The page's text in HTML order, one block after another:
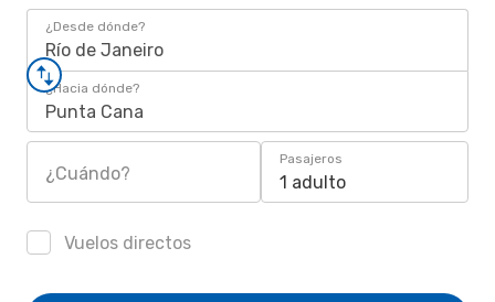
¿Desde dónde?
Río de Janeiro
¿Hacia dónde?
Punta Cana
¿Cuándo?
Pasajeros
1 adulto
Vuelos directos